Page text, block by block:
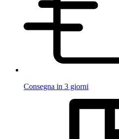
Consegna in 3 giorni